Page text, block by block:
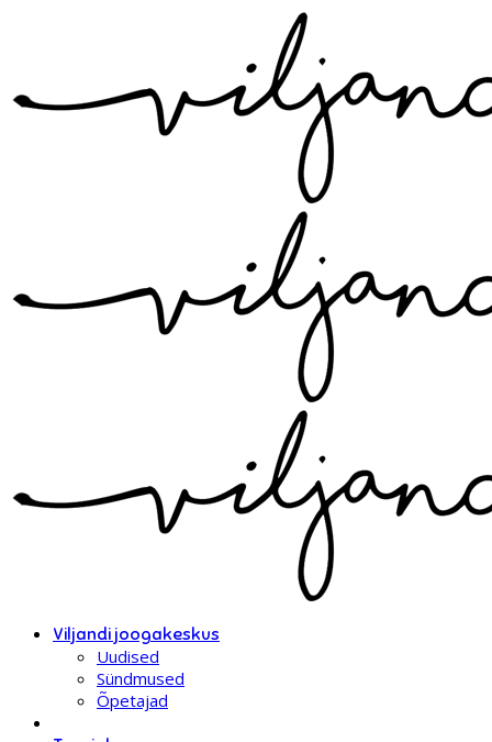
Viljandi joogakeskus
Uudised
Sündmused
Õpetajad